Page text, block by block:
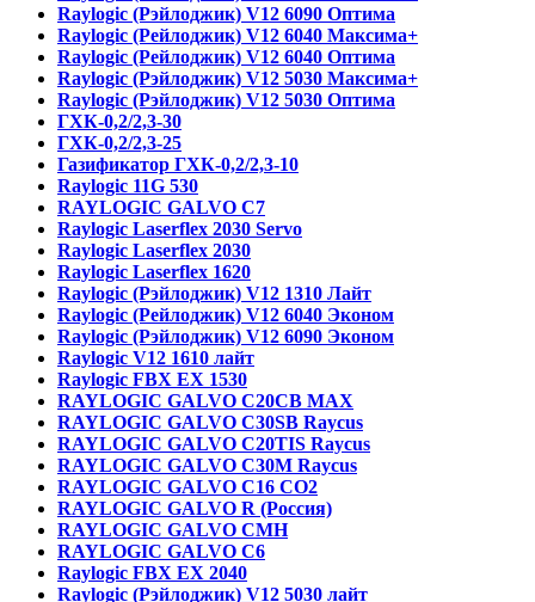
Raylogic (Рэйлоджик) V12 6090 Оптима
Raylogic (Рейлоджик) V12 6040 Максима+
Raylogic (Рейлоджик) V12 6040 Оптима
Raylogic (Рэйлоджик) V12 5030 Максима+
Raylogic (Рэйлоджик) V12 5030 Оптима
ГХК-0,2/2,3-30
ГХК-0,2/2,3-25
Газификатор ГХК-0,2/2,3-10
Raylogic 11G 530
RAYLOGIC GALVO С7
Raylogic Laserflex 2030 Servo
Raylogic Laserflex 2030
Raylogic Laserflex 1620
Raylogic (Рэйлоджик) V12 1310 Лайт
Raylogic (Рейлоджик) V12 6040 Эконом
Raylogic (Рэйлоджик) V12 6090 Эконом
Raylogic V12 1610 лайт
Raylogic FBX EX 1530
RAYLOGIC GALVO С20CB MAX
RAYLOGIC GALVO С30SB Raycus
RAYLOGIC GALVO C20TIS Raycus
RAYLOGIC GALVO С30M Raycus
RAYLOGIC GALVO С16 CO2
RAYLOGIC GALVO R (Россия)
RAYLOGIC GALVO CMH
RAYLOGIC GALVO С6
Raylogic FBX EX 2040
Raylogic (Рэйлоджик) V12 5030 лайт